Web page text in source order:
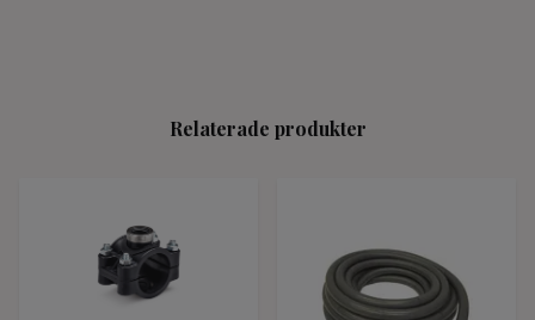
Relaterade produkter